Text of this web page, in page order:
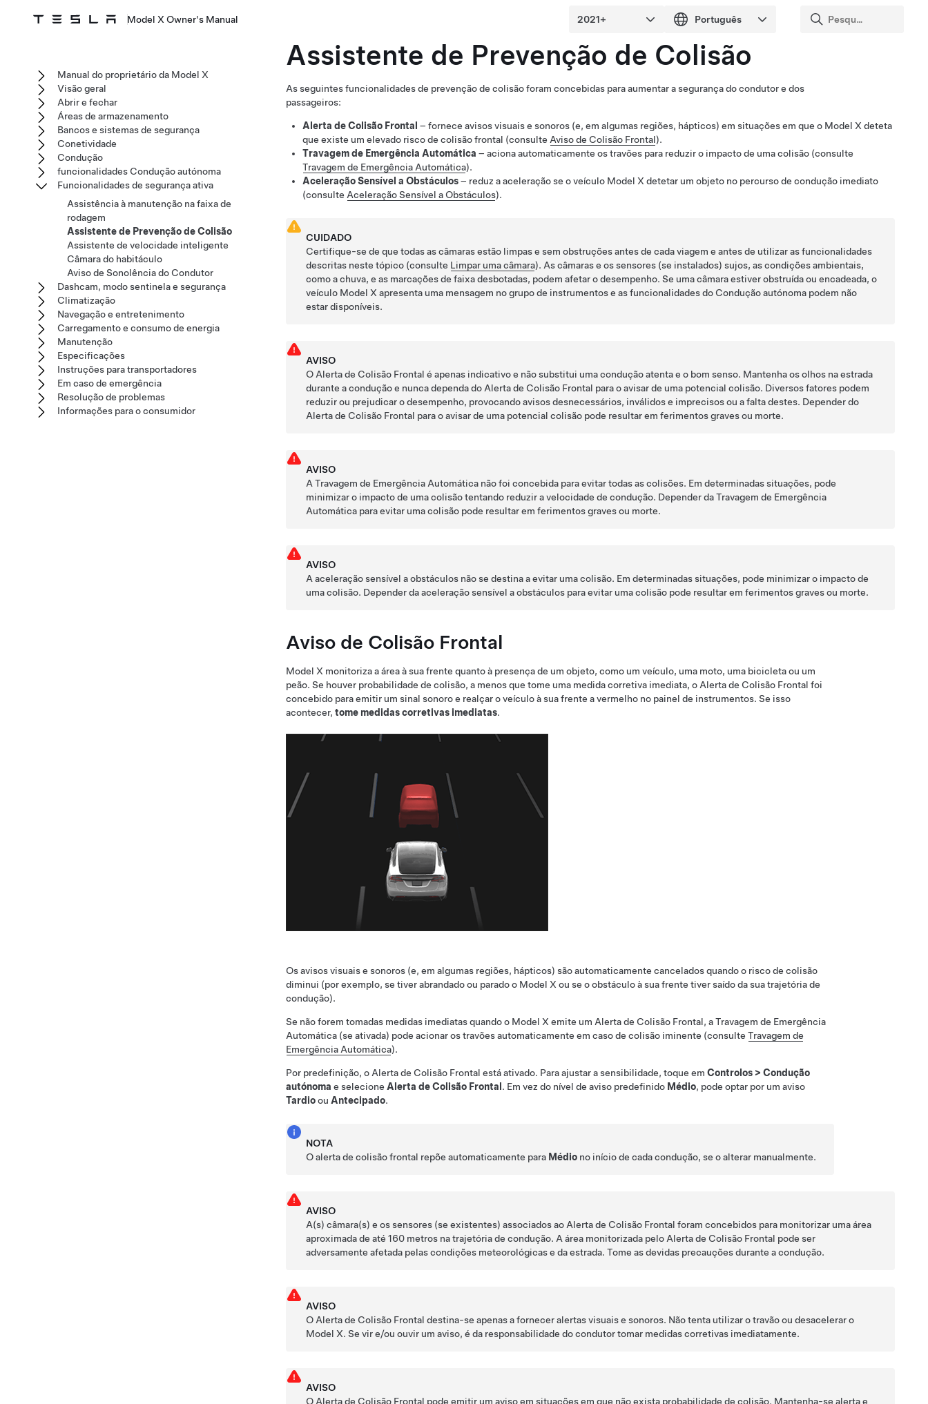
Model X Owner's Manual
Assistente de Prevenção de Colisão
As seguintes funcionalidades de prevenção de colisão foram concebidas para aumentar a segurança do condutor e dos
passageiros:
Alerta de Colisão Frontal – fornece avisos visuais e sonoros (e, em algumas regiões, hápticos) em situações em que o Model X deteta
que existe um elevado risco de colisão frontal (consulte Aviso de Colisão Frontal).
Travagem de Emergência Automática – aciona automaticamente os travões para reduzir o impacto de uma colisão (consulte
Travagem de Emergência Automática).
Aceleração Sensível a Obstáculos– reduz a aceleração se o veículo Model X detetar um objeto no percurso de condução imediato
(consulte Aceleração Sensível a Obstáculos).
CUIDADO
Certifique-se de que todas as câmaras estão limpas e sem obstruções antes de cada viagem e antes de utilizar as funcionalidades
descritas neste tópico (consulte Limpar uma câmara). As câmarase os sensores (se instalados) sujos, as condições ambientais,
como a chuva, e as marcações de faixa desbotadas, podem afetar o desempenho. Se uma câmara estiver obstruída ou encadeada, o
veículo Model X apresenta uma mensagem nogrupo de instrumentose as funcionalidades do Condução autónoma podem não
estar disponíveis.
AVISO
O Alerta de Colisão Frontal é apenas indicativo e não substitui uma condução atenta e o bom senso. Mantenha os olhos na estrada
durante a condução e nunca dependa do Alerta de Colisão Frontal para o avisar de uma potencial colisão. Diversos fatores podem
reduzir ou prejudicar o desempenho, provocando avisos desnecessários, inválidos e imprecisos ou a falta destes. Depender do
Alerta de Colisão Frontal para o avisar de uma potencial colisão pode resultar em ferimentos graves ou morte.
AVISO
A Travagem de Emergência Automática não foi concebida para evitar todas as colisões. Em determinadas situações, pode
minimizar o impacto de uma colisão tentando reduzir a velocidade de condução. Depender da Travagem de Emergência
Automática para evitar uma colisão pode resultar em ferimentos graves ou morte.
AVISO
A aceleração sensível a obstáculos não se destina a evitar uma colisão. Em determinadas situações, pode minimizar o impacto de
uma colisão. Depender da aceleração sensível a obstáculos para evitar uma colisão pode resultar em ferimentos graves ou morte.
Aviso de Colisão Frontal
Model X monitoriza a área à sua frente quanto à presença de um objeto, como um veículo, uma moto, uma bicicleta ou um
peão. Se houver probabilidade de colisão, a menos que tome uma medida corretiva imediata, o Alerta de Colisão Frontal foi
concebido para emitir um sinal sonoro e realçar o veículo à sua frente a vermelho no painel de instrumentos. Se isso
acontecer, tome medidas corretivas imediatas.
Os avisos visuais e sonoros (e, em algumas regiões, hápticos) são automaticamente cancelados quando o risco de colisão
diminui (por exemplo, se tiver abrandado ou parado o Model X ou se o obstáculo à sua frente tiver saído da sua trajetória de
condução).
Se não forem tomadas medidas imediatas quando o Model X emite um Alerta de Colisão Frontal, a Travagem de Emergência
Automática (se ativada) pode acionar os travões automaticamente em caso de colisão iminente (consulte Travagem de
Emergência Automática).
Por predefinição, o Alerta de Colisão Frontal está ativado. Para ajustar a sensibilidade, toque em Controlos > Condução
autónoma e selecione Alerta de Colisão Frontal . Em vez do nível de aviso predefinido Médio, pode optar por um aviso
Tardioou Antecipado.
NOTA
O alerta de colisão frontal repõe automaticamente para Médio no início de cada condução, se o alterar manualmente.
AVISO
A(s) câmara(s) e os sensores (se existentes) associados ao Alerta de Colisão Frontal foram concebidos para monitorizar uma área
aproximada de até160 metros na trajetória de condução. A área monitorizada pelo Alerta de Colisão Frontal pode ser
adversamente afetada pelas condições meteorológicas e da estrada. Tome as devidas precauções durante a condução.
AVISO
O Alerta de Colisão Frontal destina-se apenas a fornecer alertas visuais e sonoros. Não tenta utilizar o travão ou desacelerar o
Model X. Se vir e/ou ouvir um aviso, é da responsabilidade do condutor tomar medidas corretivas imediatamente.
AVISO
O Alerta de Colisão Frontal pode emitir um aviso em situações em que não exista probabilidade de colisão. Mantenha-se alerta e
Manual do proprietário da Model X
Visão geral
Abrir e fechar
Áreas de armazenamento
Bancos e sistemas de segurança
Conetividade
Condução
funcionalidades Condução autónoma
Funcionalidades de segurança ativa
Assistência à manutenção na faixa de
rodagem
Assistente de Prevenção de Colisão
Assistente de velocidade inteligente
Câmara do habitáculo
Aviso de Sonolência do Condutor
Dashcam, modo sentinela e segurança
Climatização
Navegação e entretenimento
Carregamento e consumo de energia
Manutenção
Especificações
Instruções para transportadores
Em caso de emergência
Resolução de problemas
Informações para o consumidor